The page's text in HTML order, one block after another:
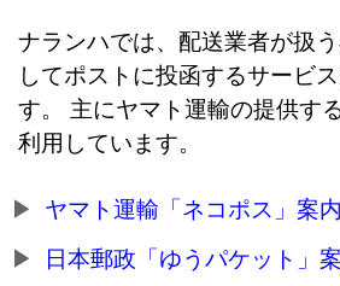
ナランハでは、配送業者が扱
してポストに投函するサービ
す。 主にヤマト運輸の提供す
利用しています。
ヤマト運輸「ネコポス」案
日本郵政「ゆうパケット」